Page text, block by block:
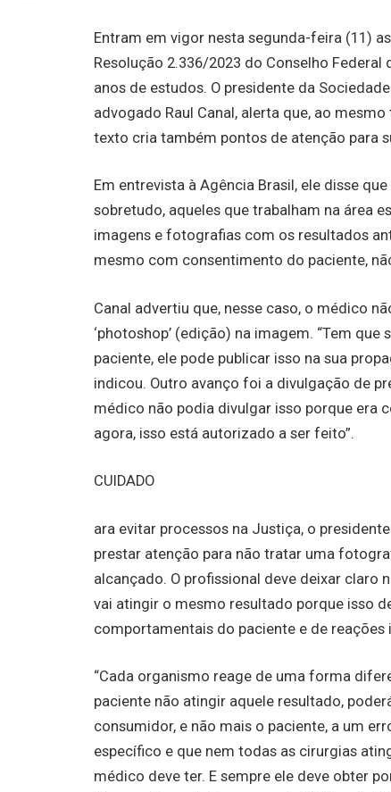
Entram em vigor nesta segunda-feira (11)
Resolução 2.336/2023 do Conselho
anos de estudos. O presidente da
advogado Raul Canal, alerta que, ao
texto cria também pontos de atenção para
Em entrevista à Agência Brasil, ele disse
sobretudo, aqueles que trabalham na área
imagens e fotografias com os resultados
mesmo com consentimento do paciente,
Canal advertiu que, nesse caso, o médico
‘photoshop’ (edição) na imagem. “Tem
paciente, ele pode publicar isso na sua
indicou. Outro avanço foi a divulgação de
médico não podia divulgar isso porque era
agora, isso está autorizado a ser feito”.
CUIDADO
ara evitar processos na Justiça, o
prestar atenção para não tratar uma
alcançado. O profissional deve deixar claro
vai atingir o mesmo resultado porque isso
comportamentais do paciente e de reações
“Cada organismo reage de uma forma
paciente não atingir aquele resultado,
consumidor, e não mais o paciente, a um
específico e que nem todas as cirurgias
médico deve ter. E sempre ele deve obter